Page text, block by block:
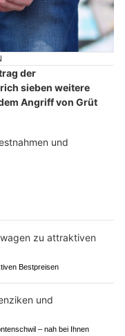
der
sieben weitere
Angriff von Grüt
und
Bestpreisen
– nah bei Ihnen